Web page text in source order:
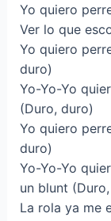
Yo quiero
Ver lo que
Yo quiero
duro)
Yo-Yo-Yo
(Duro, duro)
Yo quiero
duro)
Yo-Yo-Yo
un blunt
La rola ya me